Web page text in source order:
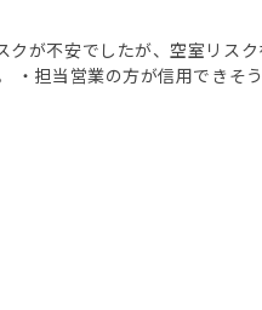
クが不安でしたが、空室リス
・担当営業の方が信用できそ